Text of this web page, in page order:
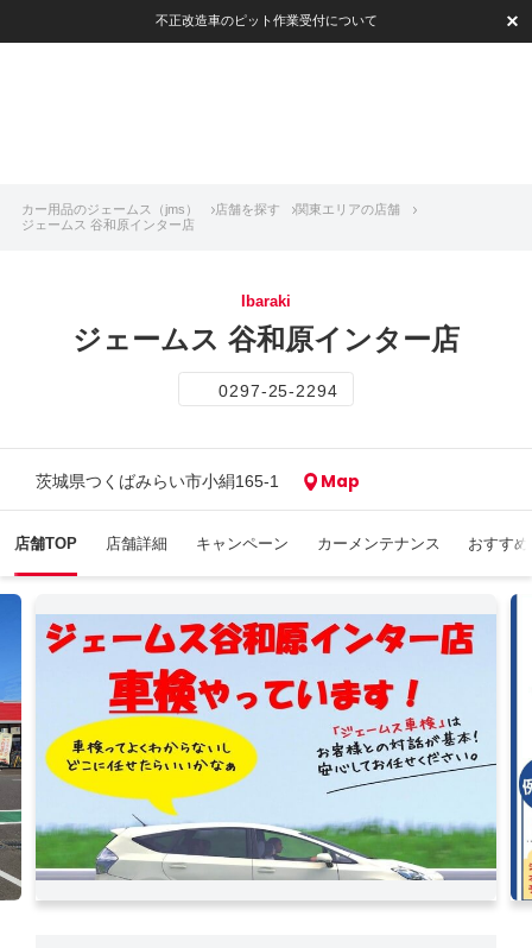
不正改造車のピット作業受付について
カー用品のジェームス（jms） 店舗を探す
関東エリアの店舗
ジェームス 谷和原インター店
Ibaraki
ジェームス 谷和原インター店
0297-25-2294
茨城県つくばみらい市小絹165-1 Map
店舗TOP 店舗詳細 キャンペーン カーメンテナンス おすす